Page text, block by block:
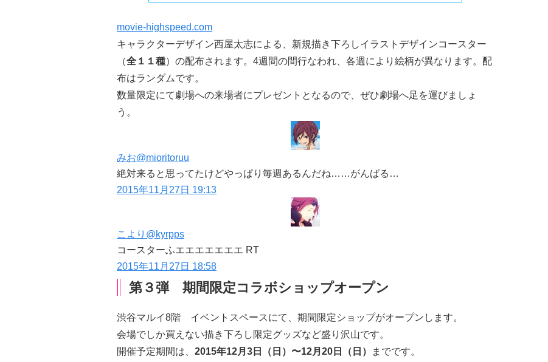
movie-highspeed.com
キャラクターデザイン西屋太志による、新規描き下ろしイラストデザインコースター
（全１１種）の配布されます。4週間の間行なわれ、各週により絵柄が異なります。配
布はランダムです。
数量限定にて劇場への来場者にプレゼントとなるので、ぜひ劇場へ足を運びましょ
う。
みお@mioritoruu
絶対来ると思ってたけどやっぱり毎週あるんだね……がんばる…
2015年11月27日 19:13
こより @kyrpps
コースターふエエエエエエエ RT
2015年11月27日 18:58
第３弾 期間限定コラボショップオープン
渋谷マルイ8階 イベントスペースにて、 期間限定ショップがオープン します。
会場でしか買えない描き下ろし限定グッズなど盛り沢山です。
開催予定期間は、 2015年12月3日（日）〜12月20日（日）
までです。